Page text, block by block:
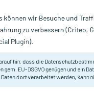
Nur für kurze Zeit:Gratis-
Kautabletten,
können wir Besuche und
zu verbessern (Criteo,
Plugin).
hin, dass die
gem. EU-DSGVO genügen und ein
Daten dort verarbeitet werden, kann